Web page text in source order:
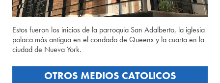
Estos fueron los inicios de la parroquia San Adalberto, la iglesia
polaca más antigua en el condado de Queens y la cuarta en la
ciudad de Nueva York.
OTROS MEDIOS CATOLICOS